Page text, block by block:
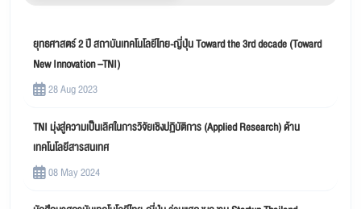
ยุทธศาสตร์ 2 ปี สถาบันเทคโนโลยีไทย-ญี่ปุ่น Toward the 3rd decade (Toward
New Innovation –TNI)
28 Aug 2023
TNI มุ่งสู่ความเป็นเลิศในการวิจัยเชิงปฏิบัติการ (Applied Research) ด้าน
เทคโนโลยีสารสนเทศ
08 May 2024